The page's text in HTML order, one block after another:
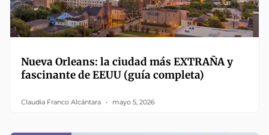
Nueva Orleans: la ciudad más EXTRAÑA y
fascinante de EEUU (guía completa)
Claudia Franco Alcántara mayo 5, 2026